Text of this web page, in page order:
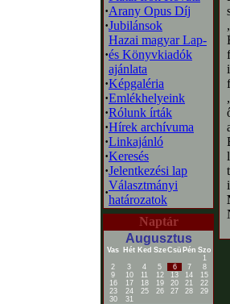
·Arany Opus Díj
·Jubilánsok
·
Hazai magyar Lap-
és Könyvkiadók
ajánlata
·Képgaléria
·Emlékhelyeink
·Rólunk írták
·Hírek archívuma
·Linkajánló
·Keresés
·Jelentkezési lap
·
Választmányi
határozatok
Naptár
Augusztus
Vas Hét Ked SzeCsü Pén Szo
1
2
3 4 5 6 7
8
9
10 11 12 13 14
15
16
17 18 19 20 21
22
23
24 25 26 27 28
29
30
31